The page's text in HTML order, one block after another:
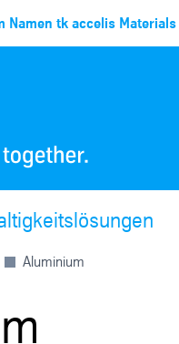
tk accelis
Aluminium